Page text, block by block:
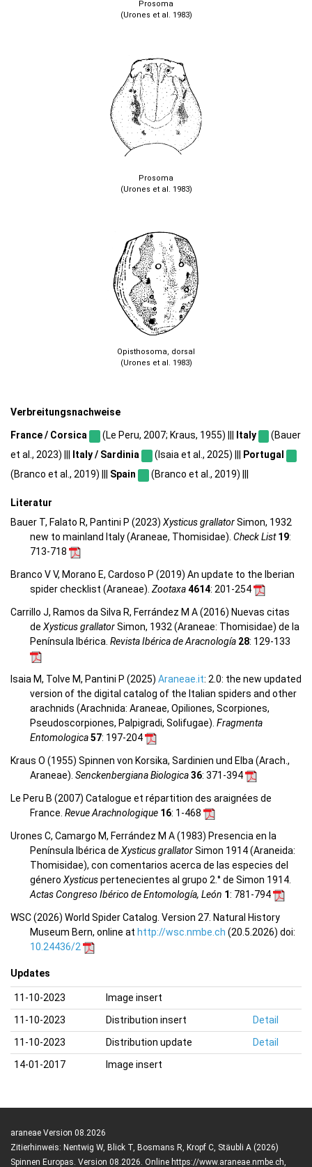
Prosoma
(Urones et al. 1983)
Prosoma
(Urones et al. 1983)
Opisthosoma, dorsal
(Urones et al. 1983)
Verbreitungsnachweise
France / Corsica (Le Peru, 2007; Kraus, 1955) ||| Italy
(Bauer
et al., 2023) ||| Italy / Sardinia (Isaia et al., 2025) ||| Portugal
(Branco et al., 2019) ||| Spain (Branco et al., 2019) |||
Literatur
Bauer T, Falato R, Pantini P (2023) Xysticus grallatorSimon, 1932
new to mainland Italy (Araneae, Thomisidae). Check List19:
713-718
Branco V V, Morano E, Cardoso P (2019) An update to the Iberian
spider checklist (Araneae). Zootaxa4614: 201-254
Carrillo J, Ramos da Silva R, Ferrández M A (2016) Nuevas citas
de Xysticus grallatorSimon, 1932 (Araneae: Thomisidae) de la
Península Ibérica. Revista Ibérica de Aracnología 28: 129-133
Isaia M, Tolve M, Pantini P (2025) Araneae.it: 2.0: the new updated
version of the digital catalog of the Italian spiders and other
arachnids (Arachnida: Araneae, Opiliones, Scorpiones,
Pseudoscorpiones, Palpigradi, Solifugae). Fragmenta
Entomologica57: 197-204
Kraus O (1955) Spinnen von Korsika, Sardinien und Elba (Arach.,
Araneae). Senckenbergiana Biologica36: 371-394
Le Peru B (2007) Catalogue et répartition des araignées de
France. Revue Arachnologique 16: 1-468
Urones C, Camargo M, Ferrández M A (1983) Presencia en la
Península Ibérica de Xysticus grallatorSimon 1914 (Araneida:
Thomisidae), con comentarios acerca de las especies del
género Xysticuspertenecientes al grupo 2.° de Simon 1914.
Actas Congreso Ibérico de Entomología, León 1: 781-794
WSC (2026) World Spider Catalog. Version 27. Natural History
Museum Bern, online at http://wsc.nmbe.ch (20.5.2026) doi:
10.24436/2
Updates
11-10-2023
Image insert
11-10-2023
Distribution insert
Detail
11-10-2023
Distribution update
Detail
14-01-2017
Image insert
araneae Version 08.2026
Zitierhinweis: Nentwig W, Blick T, Bosmans R, Kropf C, Stäubli A (2026)
Spinnen Europas. Version 08.2026. Online https://www.araneae.nmbe.ch,